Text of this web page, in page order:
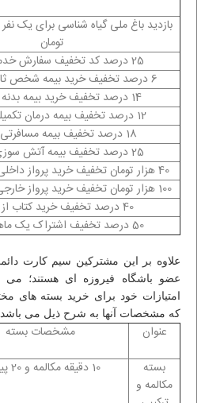
تومان
25 درصد کد تخفیف سفارش خدمات آچاره
6 درصد تخفیف خرید بیمه شخص ثالث از بیمیتو
14 درصد تخفیف خرید بیمه بدنه از بیمیتو
12 درصد تخفیف بیمه درمان تکمیلی از ازکی
18 درصد تخفیف بیمه مسافرتی از ازکی
25 درصد تخفیف بیمه آتش سوزی از ازکی
40 هزار تومان تخفیف خرید پرواز داخلی از فلای تو دی
100 هزار تومان تخفیف خرید پرواز خارجی از فلای تو دی
40 درصد تخفیف خرید کتاب از طاقچه
50 درصد تخفیف اشتراک یک ماهه طاقچه
علاوه بر این مشترکین سیم کارت
عضو باشگاه فیروزه ای هستند؛ می
امتیازات خود برای خرید بسته های
که مشخصات آنها به شرح ذیل می
عنوان مشخصات بسته
بسته
مکالمه و
10 دقیقه مکالمه و 20 پیامک